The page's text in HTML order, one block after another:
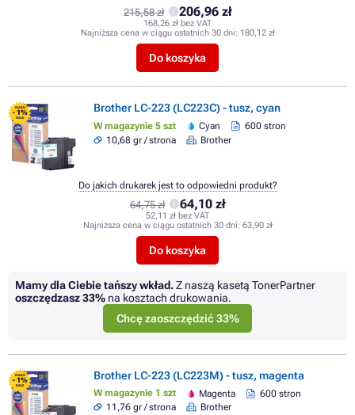
215,58 zł 206,96 zł
168,26 zł bez VAT
Najniższa cena w ciągu ostatnich 30 dni: 180,12 zł
Do koszyka
FLASH
- 1%
SALE
Brother LC-223 (LC223C) - tusz, cyan
W magazynie 5 szt Cyan
600 stron
10,68 gr / strona
Brother
64,75 zł 64,10 zł
52,11 zł bez VAT
Najniższa cena w ciągu ostatnich 30 dni: 63,90 zł
Do koszyka
Do jakich drukarek jest to odpowiedni produkt?
Mamy dla Ciebie tańszy wkład.Z naszą kasetą TonerPartner
oszczędzasz33% na kosztach drukowania.
Chcę zaoszczędzić 33%
FLASH
- 1%
SALE
Brother LC-223 (LC223M) - tusz, magenta
W magazynie 1 szt Magenta
600 stron
11,76 gr / strona
Brother